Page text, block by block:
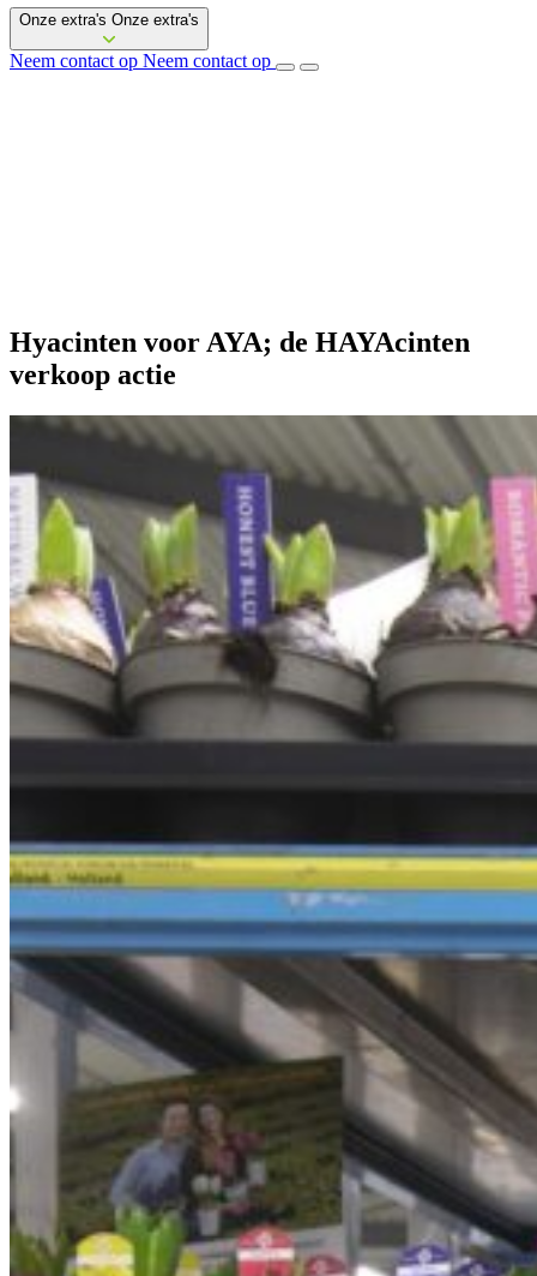
Onze extra's Onze extra's
Neem contact op Neem contact op
Hyacinten voor AYA; de HAYAcinten
verkoop actie